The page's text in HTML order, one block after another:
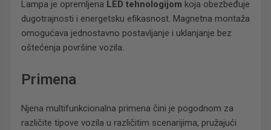
Lampa je opremljena LED tehnologijom koja obezbeđuje
dugotrajnosti i energetsku efikasnost. Magnetna montaža
omogućava jednostavno postavljanje i uklanjanje bez
oštećenja površine vozila.
Primena
Njena multifunkcionalna primena čini je pogodnom za
različite tipove vozila u različitim scenarijima, pružajući